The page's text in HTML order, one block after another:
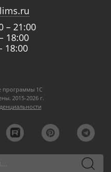
– 21:00
18:00
18:00
1C
2015-2026 г.